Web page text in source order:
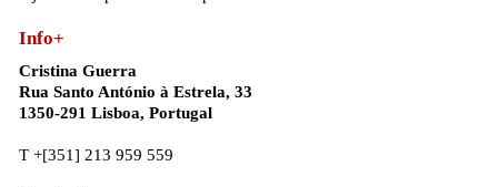
Info+
Cristina Guerra
Rua Santo António à Estrela, 33
1350-291 Lisboa, Portugal
T +[351] 213 959 559